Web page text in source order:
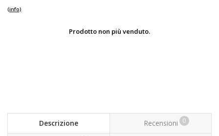
(info)
Prodotto non più venduto.
Descrizione Recensioni 0